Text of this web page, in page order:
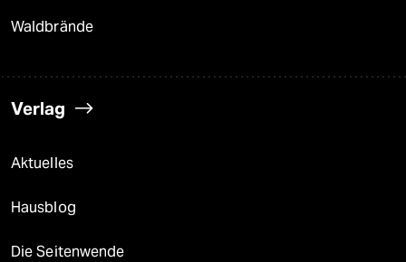
Waldbrände
Verlag
Aktuelles
Hausblog
Die Seitenwende